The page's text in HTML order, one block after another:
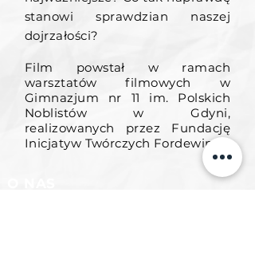
stanowi sprawdzian naszej
dojrzałości?
Film powstał w ramach
warsztatów filmowych w
Gimnazjum nr 11 im. Polskich
Noblistów w Gdyni,
realizowanych przez Fundację
Inicjatyw Twórczych Fordewind.